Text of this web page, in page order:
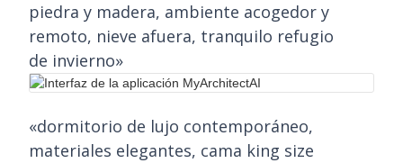
piedra y madera, ambiente acogedor y
remoto, nieve afuera, tranquilo refugio
de invierno»
«dormitorio de lujo contemporáneo,
materiales elegantes, cama king size